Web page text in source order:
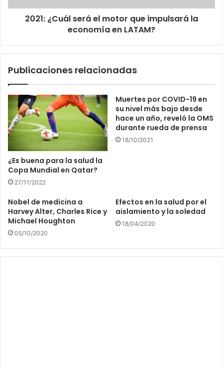
economía
2021: ¿Cuál será el motor que impulsará la
economía en LATAM?
Publicaciones relacionadas
¿Es buena para la salud la
Copa Mundial en Qatar?
27/11/2022
Muertes por COVID-19 en
su nivel más bajo desde
hace un año, reveló la OMS
durante rueda de prensa
18/10/2021
Nobel de medicina a
Harvey Alter, Charles Rice y
Michael Houghton
05/10/2020
Efectos en la salud por el
aislamiento y la soledad
18/04/2020